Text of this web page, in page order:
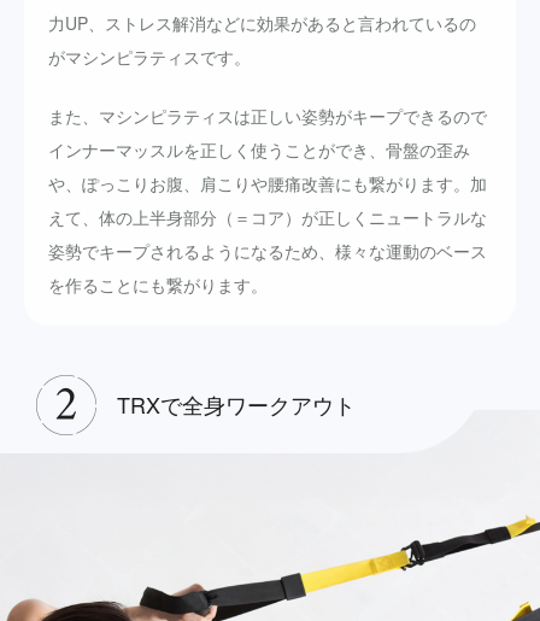
力UP、ストレス解消などに効果があると言われているの
がマシンピラティスです。
また、マシンピラティスは正しい姿勢がキープできるので
インナーマッスルを正しく使うことができ、骨盤の歪み
や、ぽっこりお腹、肩こりや腰痛改善にも繋がります。加
えて、体の上半身部分（＝コア）が正しくニュートラルな
姿勢でキープされるようになるため、様々な運動のベース
を作ることにも繋がります。
TRXで全身ワークアウト